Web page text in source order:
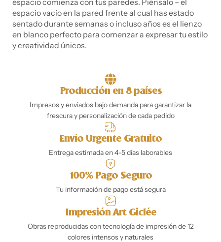
espacio comienza con tus paredes. Piénsalo – el
espacio vacío en la pared frente al cual has estado
sentado durante semanas o incluso años es el lienzo
en blanco perfecto para comenzar a expresar tu estilo
y creatividad únicos.
Producción en 8 países
Impresos y enviados bajo demanda para garantizar la
frescura y personalización de cada pedido
Envío Urgente Gratuito
Entrega estimada en 4-5 días laborables
100% Pago Seguro
Tu información de pago está segura
Impresión Art Giclée
Obras reproducidas con tecnología de impresión de 12
colores intensos y naturales